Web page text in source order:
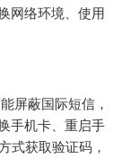
网络环境、使用
屏蔽国际短信，
手机卡、重启手
式获取验证码，